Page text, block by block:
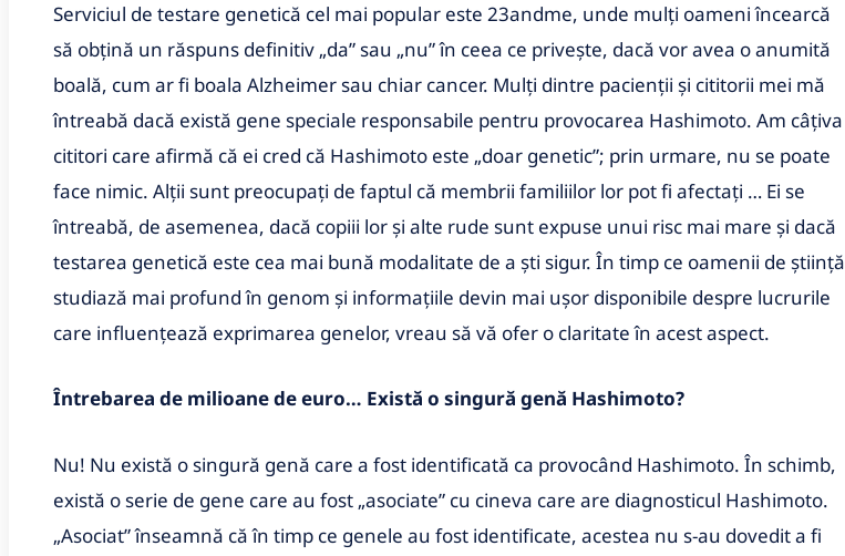
Serviciul de testare genetică cel mai popular este 23andme, unde mulți oameni încearcă
să obțină un răspuns definitiv „da” sau „nu” în ceea ce privește, dacă vor avea o anumită
boală, cum ar fi boala Alzheimer sau chiar cancer. Mulți dintre pacienții și cititorii mei mă
întreabă dacă există gene speciale responsabile pentru provocarea Hashimoto. Am câțiva
cititori care afirmă că ei cred că Hashimoto este „doar genetic”; prin urmare, nu se poate
face nimic. Alții sunt preocupați de faptul că membrii familiilor lor pot fi afectați … Ei se
întreabă, de asemenea, dacă copiii lor și alte rude sunt expuse unui risc mai mare și dacă
testarea genetică este cea mai bună modalitate de a ști sigur. În timp ce oamenii de știință
studiază mai profund în genom și informațiile devin mai ușor disponibile despre lucrurile
care influențează exprimarea genelor, vreau să vă ofer o claritate în acest aspect.
Întrebarea de milioane de euro… Există o singură genă Hashimoto?
Nu! Nu există o singură genă care a fost identificată ca provocând Hashimoto. În schimb,
există o serie de gene care au fost „asociate” cu cineva care are diagnosticul Hashimoto.
„Asociat” înseamnă că în timp ce genele au fost identificate, acestea nu s-au dovedit a fi